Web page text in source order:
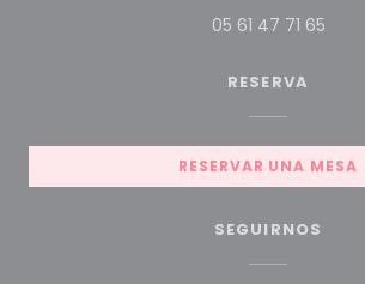
05 61 47 71 65
RESERVA
RESERVAR UNA MESA
SEGUIRNOS